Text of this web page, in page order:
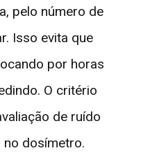
pelo número de
Isso evita que
por horas
O critério
de ruído
no dosímetro.